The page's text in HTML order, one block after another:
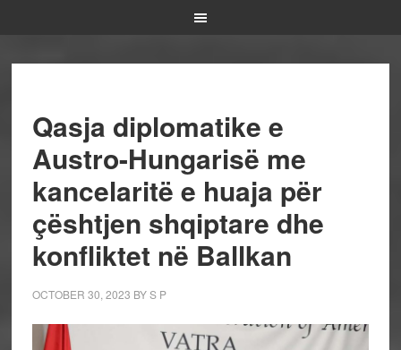
Qasja diplomatike e
Austro-Hungarisë me
kancelaritë e huaja për
çështjen shqiptare dhe
konfliktet në Ballkan
OCTOBER 30, 2023 BYS P